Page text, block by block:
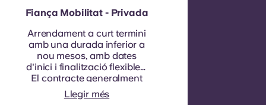
Fiança Mobilitat - Privada
Arrendament a curt termini
amb una durada inferior a
nou mesos, amb dates
d'inici i finalització flexibles.
El contracte generalment
no és renovable, tot i que es
poden considerar
Llegir més